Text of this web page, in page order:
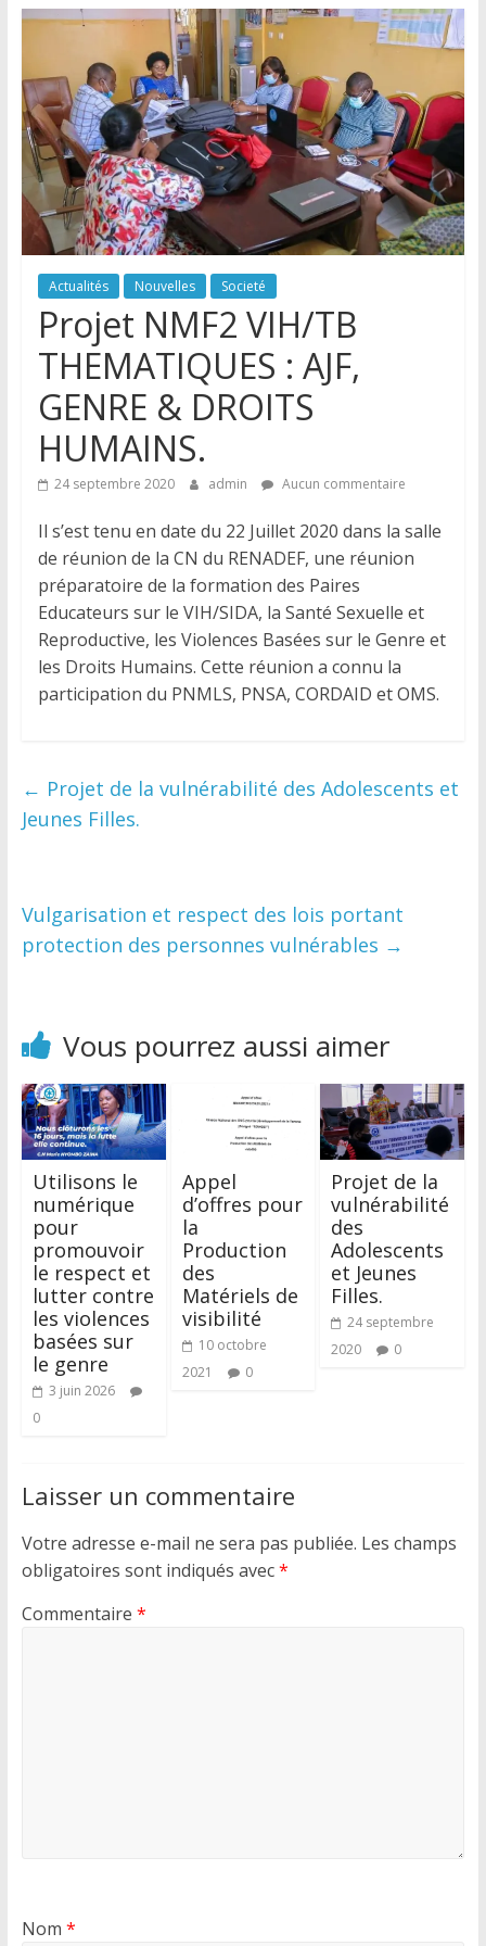
Actualités Nouvelles Societé
Projet NMF2 VIH/TB
THEMATIQUES : AJF,
GENRE & DROITS
HUMAINS.
24 septembre 2020 admin Aucun commentaire
Il s’est tenu en date du 22 Juillet 2020 dans la salle
de réunion de la CN du RENADEF, une réunion
préparatoire de la formation des Paires
Educateurs sur le VIH/SIDA, la Santé Sexuelle et
Reproductive, les Violences Basées sur le Genre et
les Droits Humains. Cette réunion a connu la
participation du PNMLS, PNSA, CORDAID et OMS.
← Projet de la vulnérabilité des Adolescents et
Jeunes Filles.
Vulgarisation et respect des lois portant
protection des personnes vulnérables →
Vous pourrez aussi aimer
Utilisons le
numérique
pour
promouvoir
le respect et
lutter contre
les violences
basées sur
le genre
3 juin 2026
0
Appel
d’offres pour
la
Production
des
Matériels de
visibilité
10 octobre
2021
0
Projet de la
vulnérabilité
des
Adolescents
et Jeunes
Filles.
24 septembre
2020
0
Laisser un commentaire
Votre adresse e-mail ne sera pas publiée. Les champs
obligatoires sont indiqués avec*
Commentaire *
Nom *